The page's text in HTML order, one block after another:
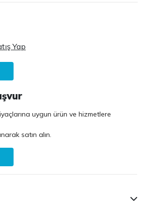
Yap
uygun ürün ve hizmetlere
satın alın.